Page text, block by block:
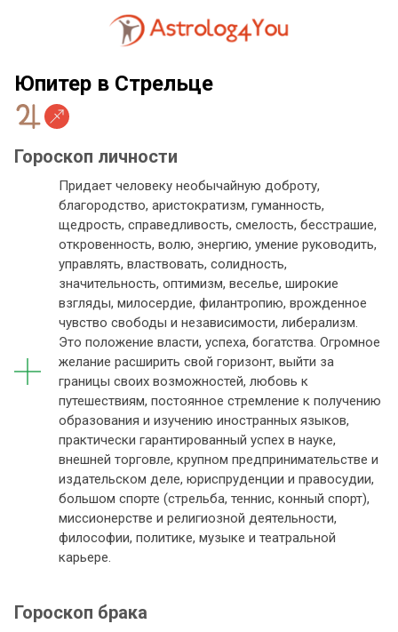
Юпитер в Стрельце
Гороскоп личности
Придает человеку необычайную доброту,
благородство, аристократизм, гуманность,
щедрость, справедливость, смелость, бесстрашие,
откровенность, волю, энергию, умение руководить,
управлять, властвовать, солидность,
значительность, оптимизм, веселье, широкие
взгляды, милосердие, филантропию, врожденное
чувство свободы и независимости, либерализм.
Это положение власти, успеха, богатства. Огромное
желание расширить свой горизонт, выйти за
границы своих возможностей, любовь к
путешествиям, постоянное стремление к получению
образования и изучению иностранных языков,
практически гарантированный успех в науке,
внешней торговле, крупном предпринимательстве и
издательском деле, юриспруденции и правосудии,
большом спорте (стрельба, теннис, конный спорт),
миссионерстве и религиозной деятельности,
философии, политике, музыке и театральной
карьере.
Гороскоп брака